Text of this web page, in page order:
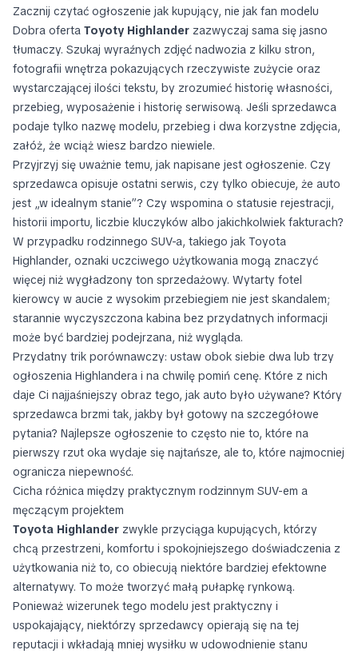
Zacznij czytać ogłoszenie jak kupujący, nie jak fan modelu
Dobra oferta Toyoty Highlander zazwyczaj sama się jasno
tłumaczy. Szukaj wyraźnych zdjęć nadwozia z kilku stron,
fotografii wnętrza pokazujących rzeczywiste zużycie oraz
wystarczającej ilości tekstu, by zrozumieć historię własności,
przebieg, wyposażenie i historię serwisową. Jeśli sprzedawca
podaje tylko nazwę modelu, przebieg i dwa korzystne zdjęcia,
załóż, że wciąż wiesz bardzo niewiele.
Przyjrzyj się uważnie temu, jak napisane jest ogłoszenie. Czy
sprzedawca opisuje ostatni serwis, czy tylko obiecuje, że auto
jest „w idealnym stanie”? Czy wspomina o statusie rejestracji,
historii importu, liczbie kluczyków albo jakichkolwiek fakturach?
W przypadku rodzinnego SUV-a, takiego jak Toyota
Highlander, oznaki uczciwego użytkowania mogą znaczyć
więcej niż wygładzony ton sprzedażowy. Wytarty fotel
kierowcy w aucie z wysokim przebiegiem nie jest skandalem;
starannie wyczyszczona kabina bez przydatnych informacji
może być bardziej podejrzana, niż wygląda.
Przydatny trik porównawczy: ustaw obok siebie dwa lub trzy
ogłoszenia Highlandera i na chwilę pomiń cenę. Które z nich
daje Ci najjaśniejszy obraz tego, jak auto było używane? Który
sprzedawca brzmi tak, jakby był gotowy na szczegółowe
pytania? Najlepsze ogłoszenie to często nie to, które na
pierwszy rzut oka wydaje się najtańsze, ale to, które najmocniej
ogranicza niepewność.
Cicha różnica między praktycznym rodzinnym SUV-em a
męczącym projektem
Toyota Highlander zwykle przyciąga kupujących, którzy
chcą przestrzeni, komfortu i spokojniejszego doświadczenia z
użytkowania niż to, co obiecują niektóre bardziej efektowne
alternatywy. To może tworzyć małą pułapkę rynkową.
Ponieważ wizerunek tego modelu jest praktyczny i
uspokajający, niektórzy sprzedawcy opierają się na tej
reputacji i wkładają mniej wysiłku w udowodnienie stanu